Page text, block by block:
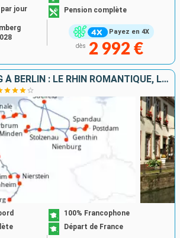
Payez en 4X
jour
Pension complète
dès 2 992 €
DE STRASBOURG À BERLIN : LE RHIN ROMANTIQUE, LA HOLLANDE ET L'ELBE EN CROISIÈRE
100% Francophone
Départ de France